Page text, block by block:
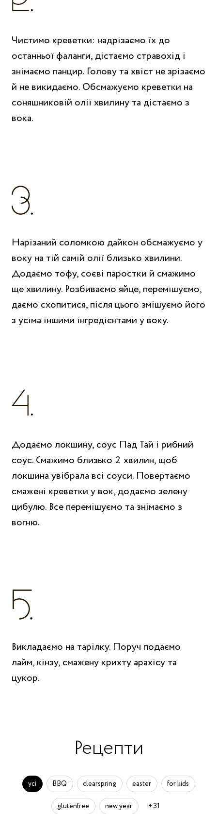
Чистимо креветки: надрізаємо їх до
останньої фаланги, дістаємо стравохід і
знімаємо панцир. Голову та хвіст не зрізаємо
й не викидаємо. Обсмажуємо креветки на
соняшниковій олії хвилину та дістаємо з
вока.
Нарізаний соломкою дайкон обсмажуємо у
воку на тій самій олії близько хвилини.
Додаємо тофу, соєві паростки й смажимо
ще хвилину. Розбиваємо яйце, перемішуємо,
даємо схопитися, після цього змішуємо його
з усіма іншими інгредієнтами у воку.
Додаємо локшину, соус Пад Тай і рибний
соус. Смажимо близько 2 хвилин, щоб
локшина увібрала всі соуси. Повертаємо
смажені креветки у вок, додаємо зелену
цибулю. Все перемішуємо та знімаємо з
вогню.
Викладаємо на тарілку. Поруч подаємо
лайм, кінзу, смажену крихту арахісу та
цукор.
Рецепти
усі BBQ clearspring easter for kids
glutenfree new year + 31